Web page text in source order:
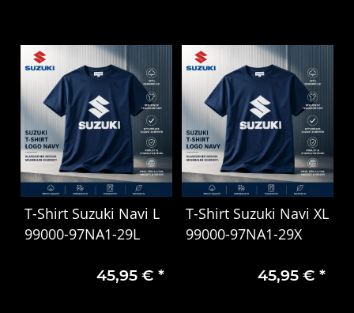
T-Shirt Suzuki Navi L
99000-97NA1-29L
45,95 € *
T-Shirt Suzuki Navi XL
99000-97NA1-29X
45,95 €*